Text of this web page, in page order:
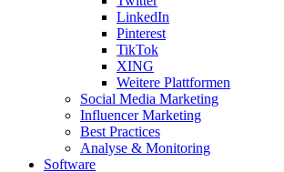
LinkedIn
Pinterest
TikTok
XING
Weitere Plattformen
Social Media Marketing
Influencer Marketing
Best Practices
Analyse & Monitoring
Software